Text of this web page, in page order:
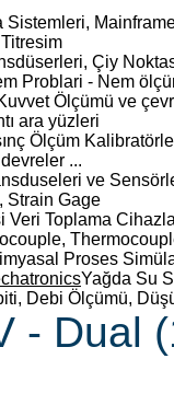
Sistemleri,
Çiy
Problari - Nem
Ölçümü ve
ara yüzleri
Ölçüm
devreler ...
ve
Strain Gage
Veri Toplama
Proses
Yağda Su
Debi Ölçümü,
- Dual